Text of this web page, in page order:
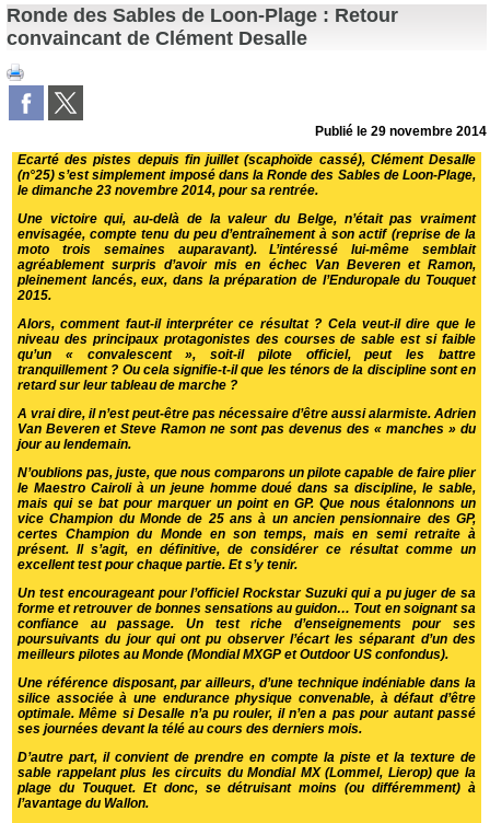
Ronde des Sables de Loon-Plage : Retour
convaincant de Clément Desalle
Publié le29 novembre 2014
Ecarté des pistes depuis fin juillet (scaphoïde cassé), Clément Desalle
(n°25) s’est simplement imposé dans la Ronde des Sables de Loon-Plage,
le dimanche 23 novembre 2014, pour sa rentrée.
Une victoire qui, au-delà de la valeur du Belge, n’était pas vraiment
envisagée, compte tenu du peu d’entraînement à son actif (reprise de la
moto trois semaines auparavant). L’intéressé lui-même semblait
agréablement surpris d’avoir mis en échec Van Beveren et Ramon,
pleinement lancés, eux, dans la préparation de l’Enduropale du Touquet
2015.
Alors, comment faut-il interpréter ce résultat ? Cela veut-il dire que le
niveau des principaux protagonistes des courses de sable est si faible
qu’un « convalescent », soit-il pilote officiel, peut les battre
tranquillement ? Ou cela signifie-t-il que les ténors de la discipline sont en
retard sur leur tableau de marche ?
A vrai dire, il n’est peut-être pas nécessaire d’être aussi alarmiste. Adrien
Van Beveren et Steve Ramon ne sont pas devenus des « manches » du
jour au lendemain.
N’oublions pas, juste, que nous comparons un pilote capable de faire plier
le Maestro Cairoli à un jeune homme doué dans sa discipline, le sable,
mais qui se bat pour marquer un point en GP. Que nous étalonnons un
vice Champion du Monde de 25 ans à un ancien pensionnaire des GP,
certes Champion du Monde en son temps, mais en semi retraite à
présent. Il s’agit, en définitive, de considérer ce résultat comme un
excellent test pour chaque partie. Et s’y tenir.
Un test encourageant pour l’officiel Rockstar Suzuki qui a pu juger de sa
forme et retrouver de bonnes sensations au guidon… Tout en soignant sa
confiance au passage. Un test riche d’enseignements pour ses
poursuivants du jour qui ont pu observer l’écart les séparant d’un des
meilleurs pilotes au Monde (Mondial MXGP et Outdoor US confondus).
Une référence disposant, par ailleurs, d’une technique indéniable dans la
silice associée à une endurance physique convenable, à défaut d’être
optimale. Même si Desalle n’a pu rouler, il n’en a pas pour autant passé
ses journées devant la télé au cours des derniers mois.
D’autre part, il convient de prendre en compte la piste et la texture de
sable rappelant plus les circuits du Mondial MX (Lommel, Lierop) que la
plage du Touquet. Et donc, se détruisant moins (ou différemment) à
l’avantage du Wallon.